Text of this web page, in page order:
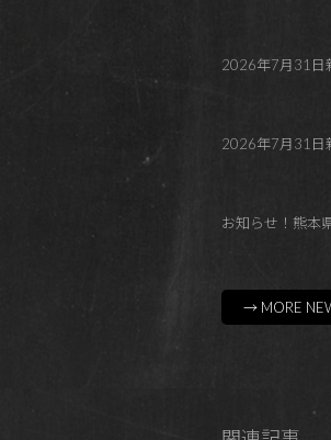
2026年7月31日
2026年7月31日
お知らせ！熊本
→ MORE